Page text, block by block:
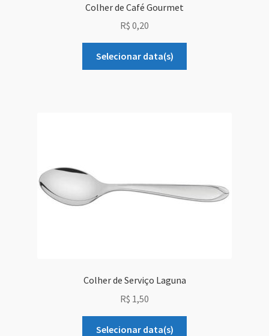
Colher de Café Gourmet
R$ 0,20
Selecionar data(s)
Colher de Serviço Laguna
R$ 1,50
Selecionar data(s)